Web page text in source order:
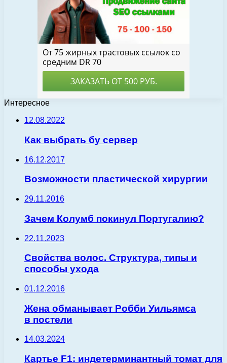
Интересное
12.08.2022
Как выбрать бу сервер
16.12.2017
Возможности пластической хирургии
29.11.2016
Зачем Колумб покинул Португалию?
22.11.2023
Свойства волос. Структура, типы и
способы ухода
01.12.2016
Жена обманывает Робби Уильямса
в постели
14.03.2024
Картье F1: индетерминантный томат для